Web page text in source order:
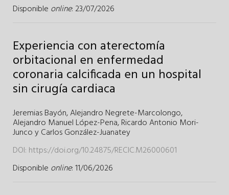
Disponible online: 23/07/2026
Experiencia con aterectomía
orbitacional en enfermedad
coronaria calcificada en un hospital
sin cirugía cardiaca
Jeremias Bayón,Alejandro Negrete-Marcolongo,
Alejandro Manuel López-Pena,Ricardo Antonio Mori-
Junco yCarlos González-Juanatey
DOI: https://doi.org/10.24875/RECIC.M26000601
Disponible online: 11/06/2026